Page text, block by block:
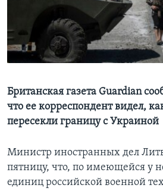
Learning English
СОЦИАЛЬНЫЕ СЕТИ
Языки
Британская газета Guardian
что ее корреспондент видел,
пересекли границу с Украиной
Министр иностранных дел
пятницу, что, по имеющейся у
единиц российской военной